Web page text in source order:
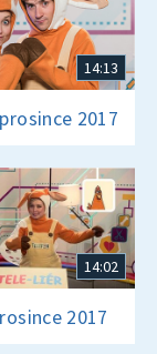
14:13
2017
14:02
2017